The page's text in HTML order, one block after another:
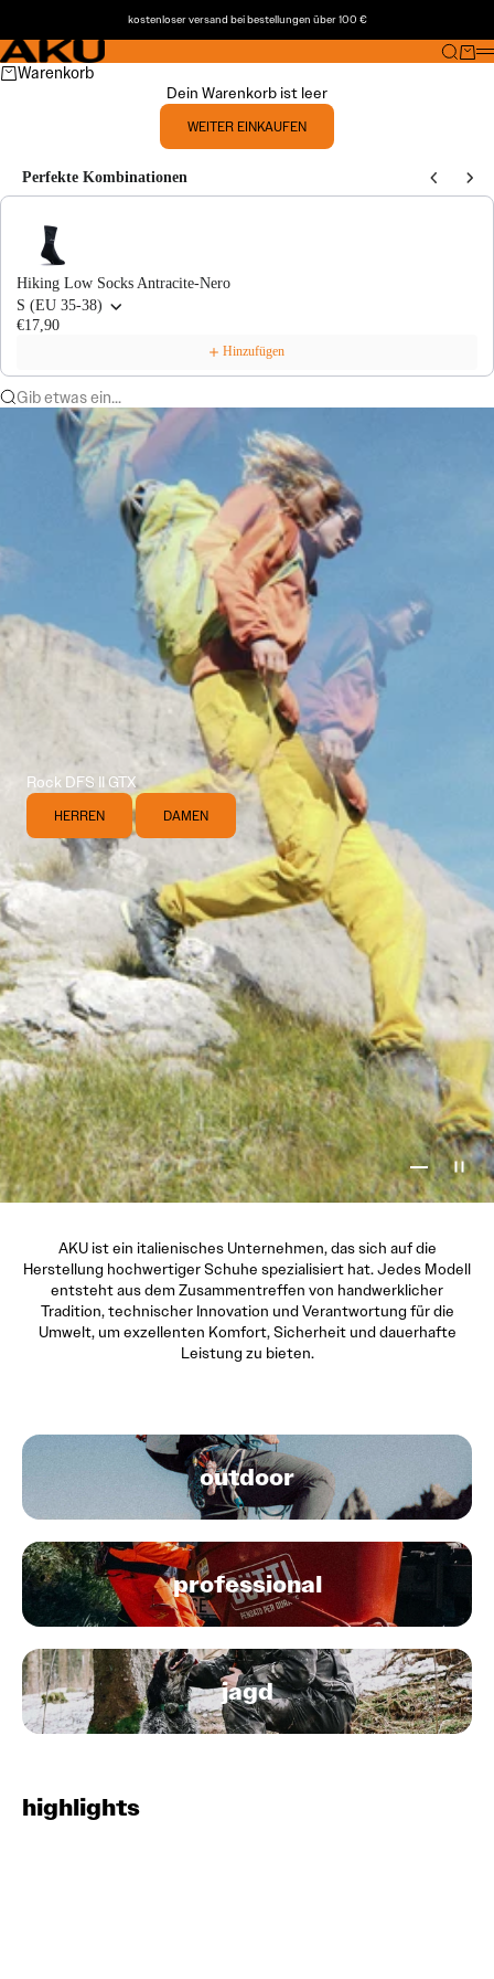
kostenloser versand bei bestellungen über 100 €
AKU® Suche
Warenkorb
Dein Warenkorb ist leer
WEITER EINKAUFEN
Perfekte Kombinationen
Use the Previous and Next buttons to navigate through product
Hiking Low Socks Antracite-Nero
S (EU 35-38)
€17,90
Hinzufügen
Gib etwas ein...
Rock DFS II GTX
HERREN DAMEN
Gehe zu
Gehe zu
Gehe
AKUist ein italienisches Unternehmen, das sich auf die
Herstellung hochwertiger Schuhe spezialisiert hat. Jedes Modell
entsteht aus dem Zusammentreffen von handwerklicher
Tradition, technischer Innovation und Verantwortung für die
Umwelt, um exzellenten Komfort, Sicherheit und dauerhafte
Leistung zu bieten.
outdoor
professional
jagd
highlights